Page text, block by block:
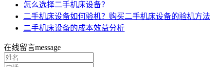
怎么选择二手机床设备？
二手机床设备如何验机？购买二手机床设备的验机方法
二手机床设备的成本效益分析
在线留言message